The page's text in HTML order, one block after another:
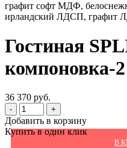
графит софт МДФ,
ирландский ЛДСП, графит
Гостиная
компоновка-2
36 370 руб.
- +
Добавить в корзину
Купить в один клик
В